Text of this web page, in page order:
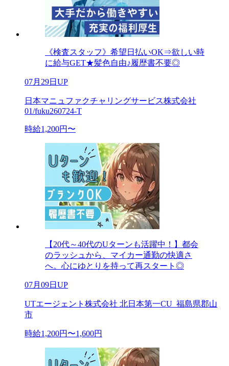
《検査スタッフ》希望日払いOK⇒欲しい時
に給与GET★髪色自由♪履歴書不要◎
07月29日UP
日本マニュファクチャリングサービス株式会社
01/fuku260724-T
時給1,200円〜
【20代～40代のUターンも活躍中！】都会
のラッシュから、マイカー通勤の快適さ
へ。心にゆとりを持って再スタート◎
07月09日UP
UTエージェント株式会社 北日本第一CU_福島県郡山
市
時給1,200円〜1,600円